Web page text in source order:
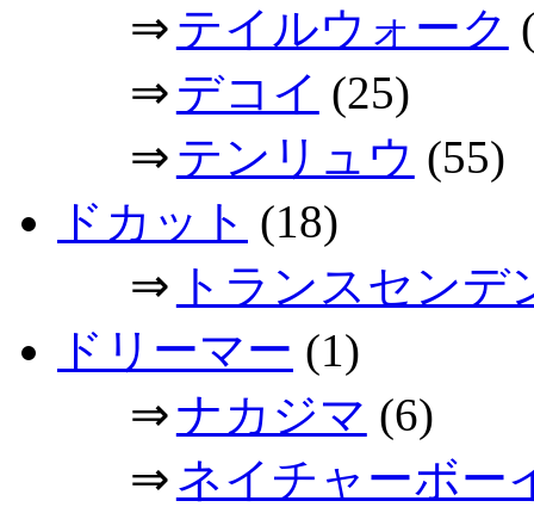
⇒ テイルウォーク
⇒ デコイ (25)
⇒ テンリュウ (55)
ドカット (18)
⇒ トランスセンデ
ドリーマー (1)
⇒ナカジマ (6)
⇒ ネイチャーボー